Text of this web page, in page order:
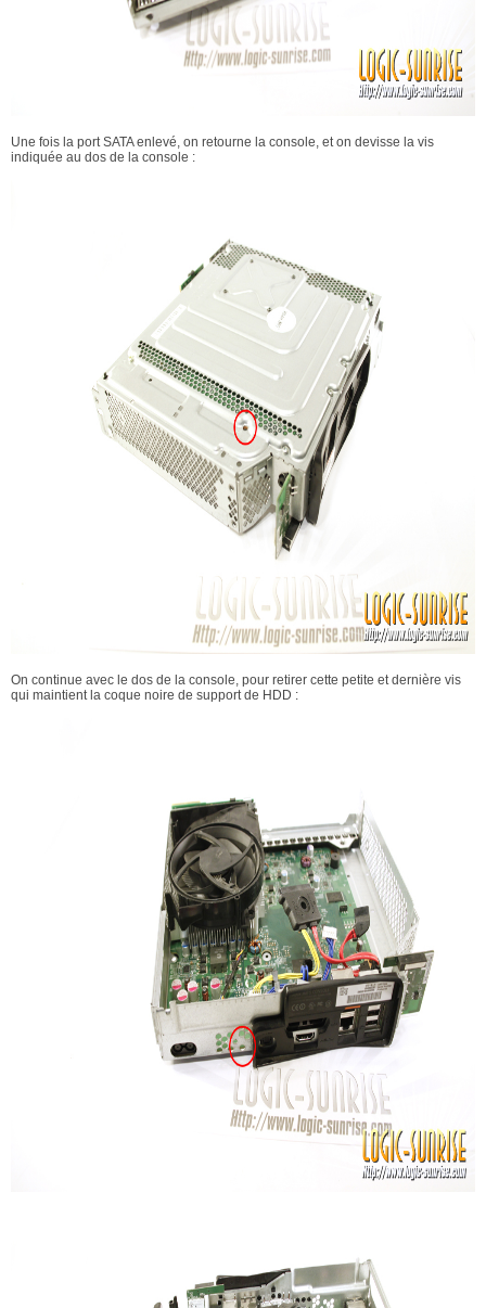
Une fois la port SATA enlevé, on retourne la console, et on devisse la vis
indiquée au dos de la console :
On continue avec le dos de la console, pour retirer cette petite et dernière vis
qui maintient la coque noire de support de HDD :